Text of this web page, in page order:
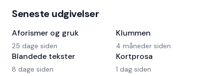
Seneste udgivelser
Aforismer og gruk
25 dage siden
Blandede tekster
8 dage siden
Klummen
4 måneder siden
Kortprosa
1 dag siden